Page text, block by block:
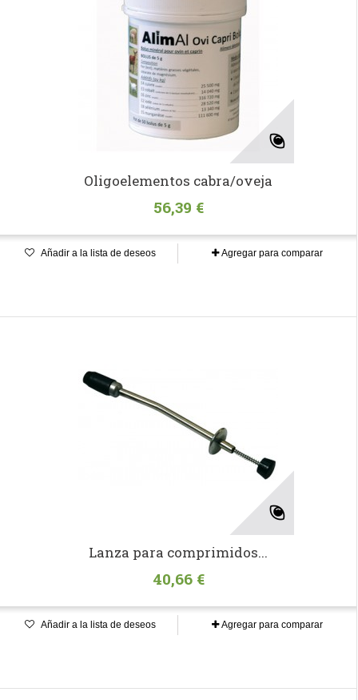
Oligoelementos cabra/oveja
56,39 €
Añadir a la lista de deseos Agregar para comparar
Lanza para comprimidos...
40,66 €
Añadir a la lista de deseos Agregar para comparar